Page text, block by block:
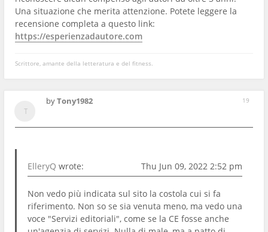
Una situazione che merita attenzione. Potete leggere la
recensione completa a questo link:
https://esperienzadautore.com
Scrittore, amante della letteratura e del fitness.
19
byTony1982
ElleryQ wrote: Thu Jun 09, 2022 2:52 pm
Non vedo più indicata sul sito la costola cui si fa
riferimento. Non so se sia venuta meno, ma vedo una
voce "Servizi editoriali", come se la CE fosse anche